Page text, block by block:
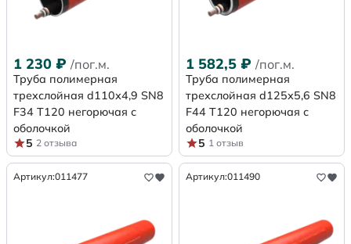
1 230 ₽ /пог.м.
Труба полимерная
трехслойная d110х4,9 SN8
F34 Т120 негорючая с
оболочкой
5 2 отзыва
1 582,5 ₽ /пог.м.
Труба полимерная
трехслойная d125х5,6 SN8
F44 Т120 негорючая с
оболочкой
5 1 отзыв
Артикул:011477 Артикул:011490